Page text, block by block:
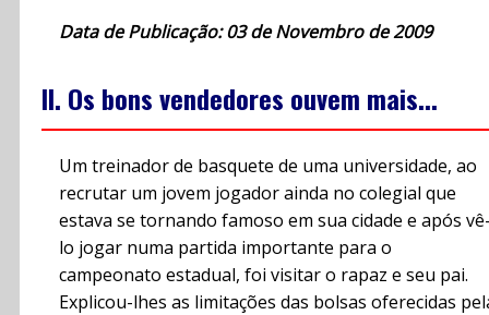
Data de Publicação: 03 de Novembro de 2009
II. Os bons vendedores ouvem mais...
Um treinador de basquete de uma universidade, ao
recrutar um jovem jogador ainda no colegial que
estava se tornando famoso em sua cidade e após
lo jogar numa partida importante para o
campeonato estadual, foi visitar o rapaz e seu pai.
Explicou-lhes as limitações das bolsas oferecidas